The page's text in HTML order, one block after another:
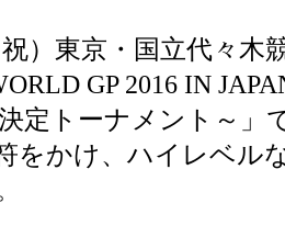
）東京・国立代々木
GP 2016 IN
定トーナメント～」
をかけ、ハイレベル